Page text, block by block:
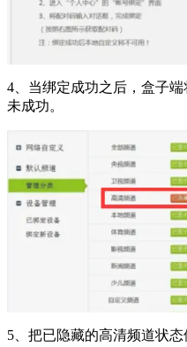
4、当绑定成功之后，盒子
未成功。
5、把已隐藏的高清频道状